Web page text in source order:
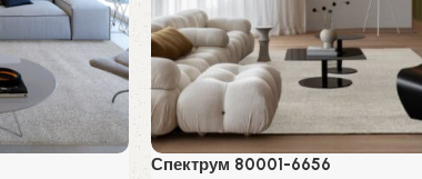
Спектрум 80001-6656